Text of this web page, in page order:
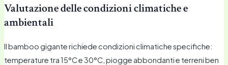
Valutazione delle condizioni climatiche e
ambientali
Il bamboo gigante richiede condizioni climatiche specifiche:
temperature tra 15°C e 30°C, piogge abbondanti e terreni ben